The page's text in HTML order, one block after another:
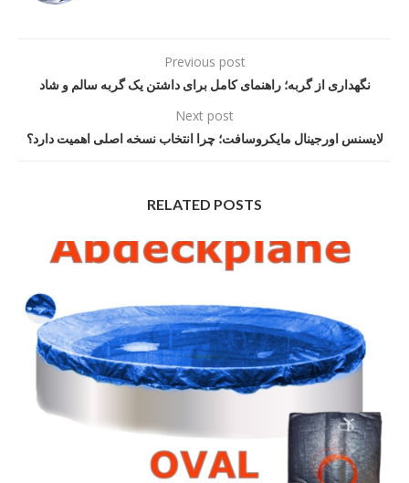
Previous post
نگهداری از گربه؛ راهنمای کامل برای داشتن یک گربه سالم و شاد
Next post
لایسنس اورجینال مایکروسافت؛ چرا انتخاب نسخه اصلی اهمیت دارد؟
RELATED POSTS